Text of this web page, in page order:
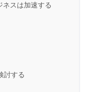
ネスは加速する
討する